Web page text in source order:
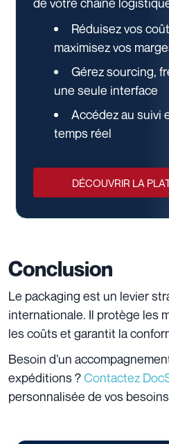
Réduisez vos
maximisez vos
Gérez sourcing,
une seule interface
Accédez au suivi
temps réel
DÉCOUVRIR LA
Conclusion
Le packaging est un levier
internationale. Il protège les
les coûts et garantit la
Besoin d’un
expéditions ?Contactez
personnalisée de vos